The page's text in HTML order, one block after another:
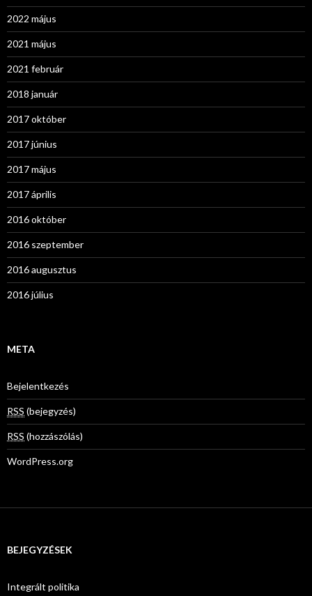
2022 május
2021 május
2021 február
2018 január
2017 október
2017 június
2017 május
2017 április
2016 október
2016 szeptember
2016 augusztus
2016 július
META
Bejelentkezés
RSS (bejegyzés)
RSS (hozzászólás)
WordPress.org
BEJEGYZÉSEK
Integrált politika